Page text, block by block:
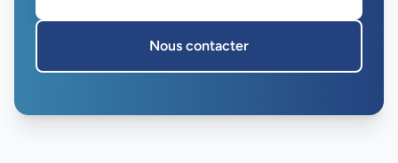
Nous contacter